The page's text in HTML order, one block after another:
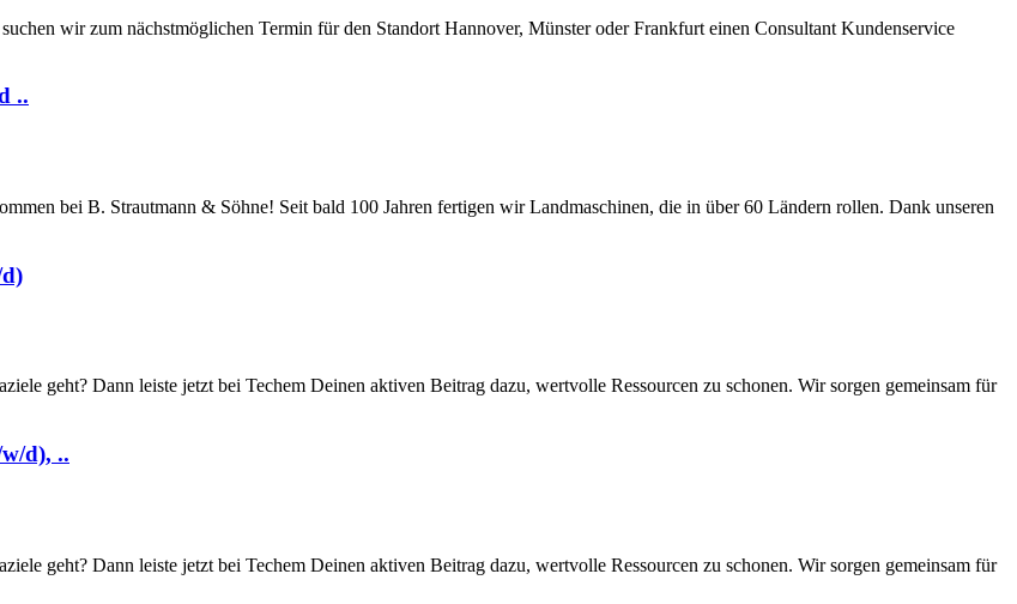
wir zum nächstmöglichen Termin für den Standort Hannover, Münster oder Frankfurt einen Consultant Kundenservice
..
bei B. Strautmann & Söhne! Seit bald 100 Jahren fertigen wir Landmaschinen, die in über 60 Ländern rollen. Dank unseren
geht? Dann leiste jetzt bei Techem Deinen aktiven Beitrag dazu, wertvolle Ressourcen zu schonen. Wir sorgen gemeinsam für
d), ..
geht? Dann leiste jetzt bei Techem Deinen aktiven Beitrag dazu, wertvolle Ressourcen zu schonen. Wir sorgen gemeinsam für